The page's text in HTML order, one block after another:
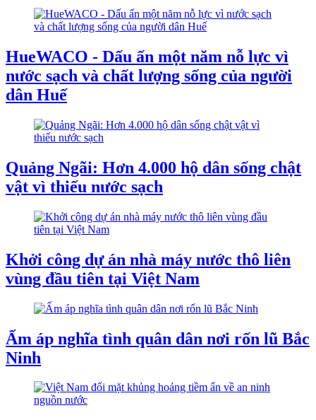
HueWACO - Dấu ấn một năm nỗ lực vì
nước sạch và chất lượng sống của người
dân Huế
Quảng Ngãi: Hơn 4.000 hộ dân sống chật
vật vì thiếu nước sạch
Khởi công dự án nhà máy nước thô liên
vùng đầu tiên tại Việt Nam
Ấm áp nghĩa tình quân dân nơi rốn lũ Bắc
Ninh